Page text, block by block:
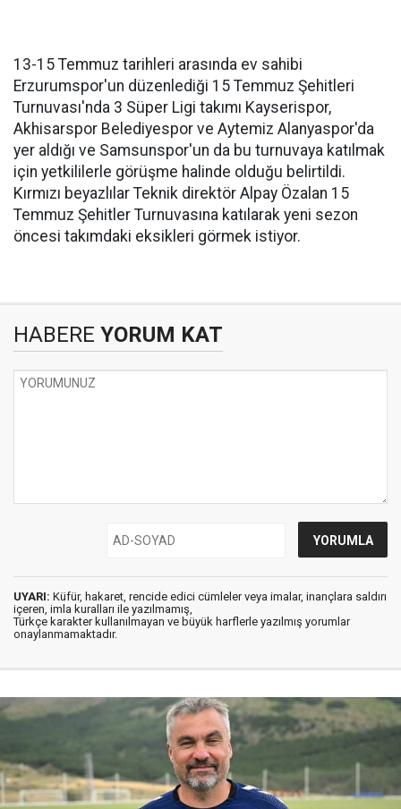
13-15 Temmuz tarihleri arasında ev sahibi
Erzurumspor'un düzenlediği 15 Temmuz Şehitleri
Turnuvası'nda 3 Süper Ligi takımı Kayserispor,
Akhisarspor Belediyespor ve Aytemiz Alanyaspor'da
yer aldığı ve Samsunspor'un da bu turnuvaya katılmak
için yetkililerle görüşme halinde olduğu belirtildi.
Kırmızı beyazlılar Teknik direktör Alpay Özalan 15
Temmuz Şehitler Turnuvasına katılarak yeni sezon
öncesi takımdaki eksikleri görmek istiyor.
HABERE YORUM KAT
UYARI: Küfür, hakaret, rencide edici cümleler veya imalar, inançlara saldırı
içeren, imla kuralları ile yazılmamış,
Türkçe karakter kullanılmayan ve büyük harflerle yazılmış yorumlar
onaylanmamaktadır.